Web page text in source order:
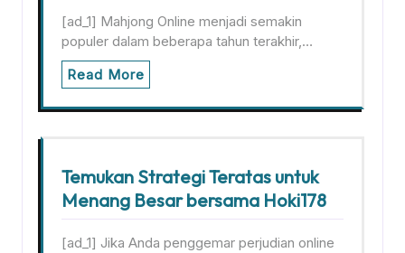
[ad_1] Mahjong Online menjadi semakin
populer dalam beberapa tahun terakhir,…
Read More
Temukan Strategi Teratas untuk
Menang Besar bersama Hoki178
[ad_1] Jika Anda penggemar perjudian online